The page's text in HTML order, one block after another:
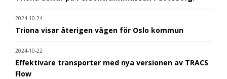
2024-10-24
Triona visar återigen vägen för Oslo kommun
2024-10-22
Effektivare transporter med nya versionen av TRACS
Flow